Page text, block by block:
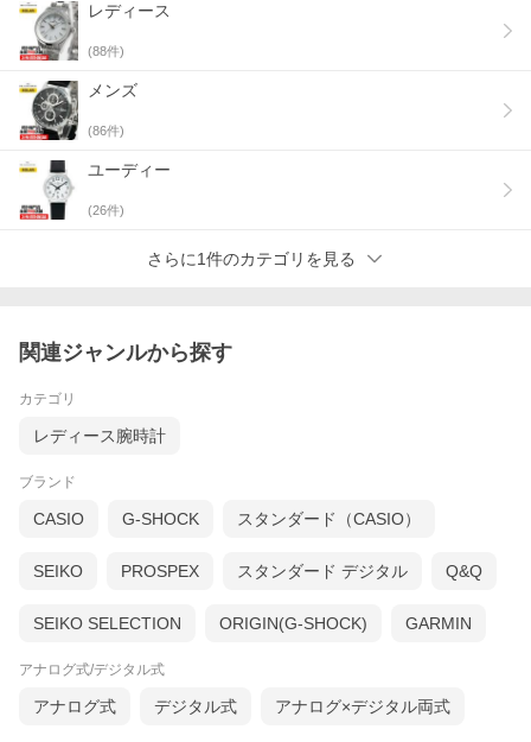
レディース
(88件)
メンズ
(86件)
ユーディー
(26件)
さらに1件のカテゴリを見る
関連ジャンルから探す
カテゴリ
レディース腕時計
ブランド
CASIO G-SHOCK スタンダード（CASIO）
SEIKO PROSPEX スタンダード デジタル Q&Q
SEIKO SELECTION ORIGIN(G-SHOCK) GARMIN
アナログ式/デジタル式
アナログ式 デジタル式 アナログ×デジタル両式